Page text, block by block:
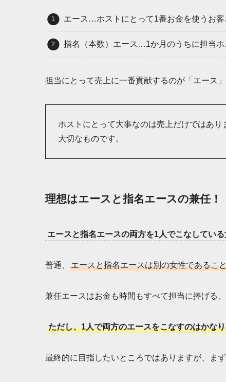
エース…ホストにとって1番お金を使うお客
指名（本数）エース…1か月のうちに担当
担当にとって売上に一番貢献するのが「エース
ホストにとって大事なのは売上だけではあ
大切なものです。
理想はエースと指名エースの兼任！
エースと指名エースの両方を1人でこなしてい
普通、 エースと指名エースは別の女性であるこ
兼任エースはお金も時間もすべて担当に捧げる
ただし、1人で両方のエースをこなすのはかな
最終的に目指したいところではありますが、ま